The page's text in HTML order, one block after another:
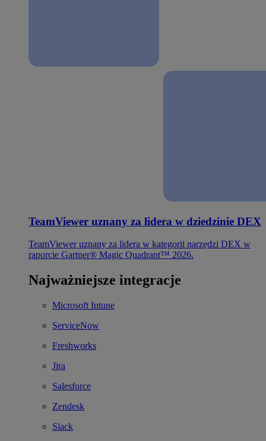
TeamViewer uznany za lidera w dziedzinie DEX
TeamViewer uznany za lidera w kategorii narzędzi DEX w
raporcie Gartner® Magic Quadrant™ 2026.
Najważniejsze integracje
Microsoft Intune
ServiceNow
Freshworks
Jira
Salesforce
Zendesk
Slack